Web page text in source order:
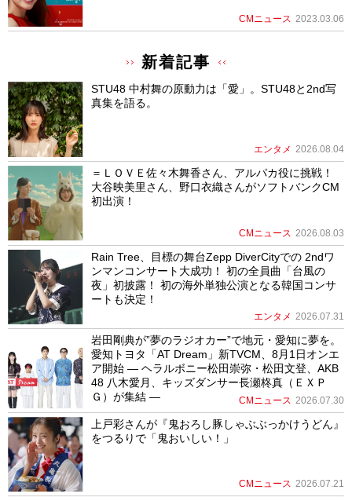
CMニュース 2023.03.06
新着記事
STU48 中村舞の原動力は「愛」。STU48と2nd写
真集を語る。
エンタメ 2026.08.04
＝ＬＯＶＥ佐々木舞香さん、アルパカ役に挑戦！
大谷映美里さん、野口衣織さんがソフトバンクCM
初出演！
CMニュース 2026.08.03
Rain Tree、目標の舞台Zepp DiverCityでの 2ndワ
ンマンコンサート大成功！ 初の全員曲「台風の
夜」初披露！ 初の海外単独公演となる韓国コンサ
ートも決定！
エンタメ 2026.07.31
岩田剛典が”夢のラジオカー”で地元・愛知に夢を。
愛知トヨタ「AT Dream」新TVCM、8月1日オンエ
ア開始 ― ヘラルボニー松田崇弥・松田文登、AKB
48 八木愛月、キッズダンサー長瀬柊真（ＥＸＰ
Ｇ）が集結 ―
CMニュース 2026.07.30
上戸彩さんが『鬼おろし豚しゃぶぶっかけうどん』
をつるりで「鬼おいしい！」
CMニュース 2026.07.21